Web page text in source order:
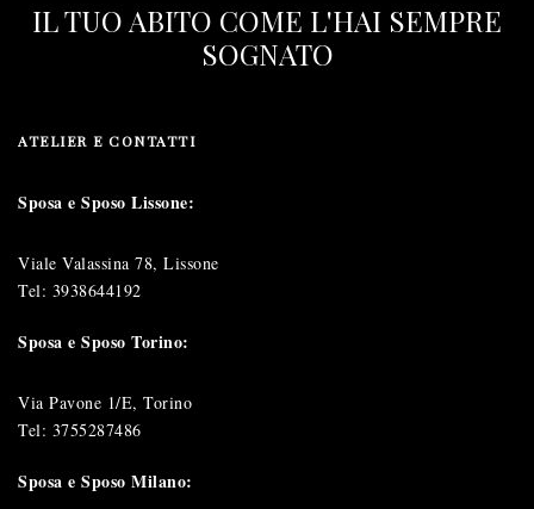
IL TUO ABITO COME L'HAI SEMPRE
SOGNATO
ATELIER E CONTATTI
Sposa e Sposo Lissone:
Viale Valassina 78, Lissone
Tel: 3938644192
Sposa e Sposo Torino:
Via Pavone 1/E, Torino
Tel: 3755287486
Sposa e Sposo Milano: